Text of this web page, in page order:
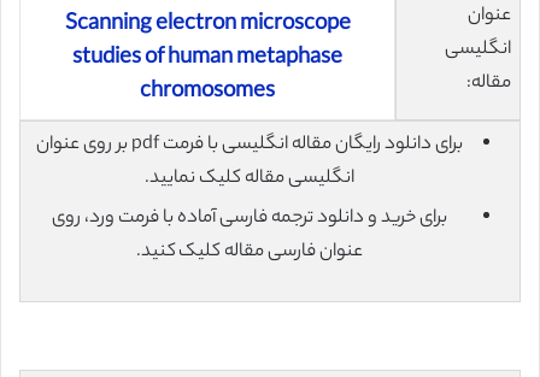
عنوان
انگلیسی
مقاله:
Scanning electron microscope
studies of human metaphase
chromosomes
برای دانلود رایگان مقاله انگلیسی با فرمت pdf بر روی عنوان
انگلیسی مقاله کلیک نمایید.
برای خرید و دانلود ترجمه فارسی آماده با فرمت ورد، روی
عنوان فارسی مقاله کلیک کنید.